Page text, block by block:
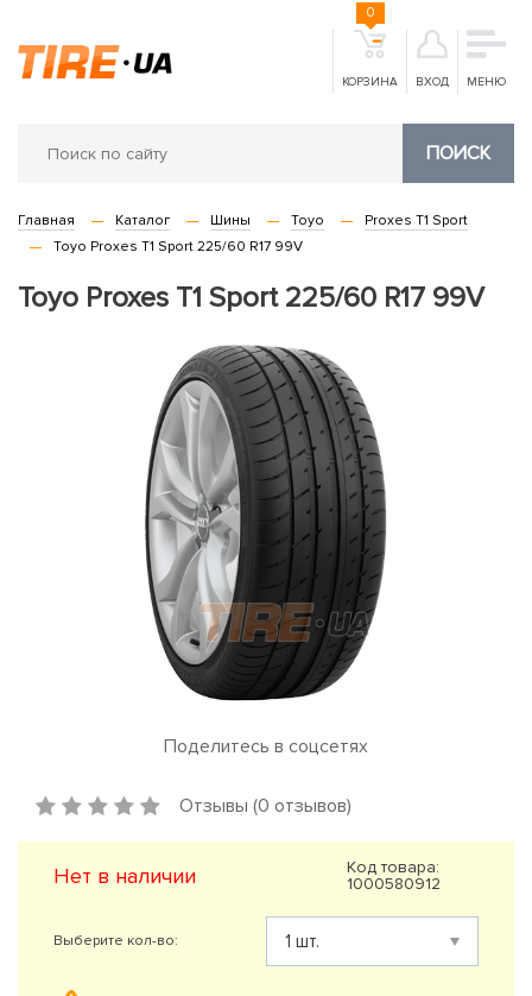
КОРЗИНА
0
ВХОД МЕНЮ
ПОИСК
Главная Каталог Шины Toyo
Proxes T1 Sport
Toyo Proxes T1 Sport 225/60 R17 99V
Toyo Proxes T1 Sport 225/60 R17 99V
Поделитесь в соцсетях
Отзывы (0 отзывов)
Нет в наличии
Код товара:
1000580912
Выберите кол-во: